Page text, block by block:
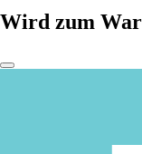
Wird zum